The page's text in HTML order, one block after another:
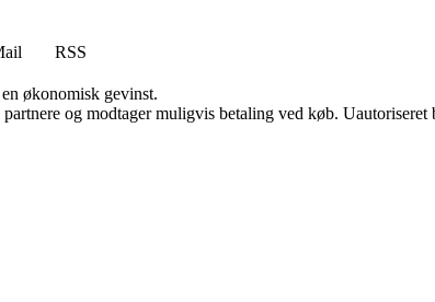
RSS
økonomisk gevinst.
og modtager muligvis betaling ved køb. Uautoriseret